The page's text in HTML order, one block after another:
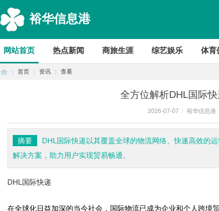
裕华信息港
网站首页 热点新闻 商旅生涯 综艺娱乐 体育
首页 资讯 查看
全方位解析DHL国际
2026-07-07 / 裕华信息港
摘要
DHL国际快递以其覆盖全球的物流网络、快速高效的
解决方案，助力用户实现贸易畅通。
DHL国际快递
在全球化日益加深的当今社会，国际物流已成为企业和个人跨境